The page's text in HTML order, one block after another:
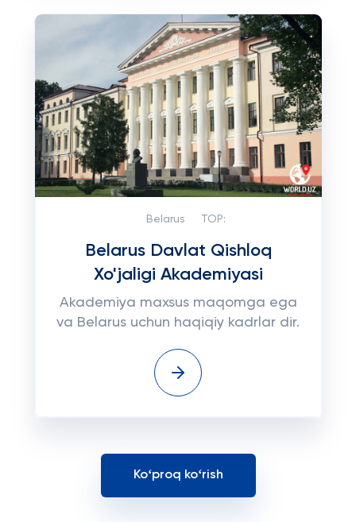
Belarus TOP:
Belarus Davlat Qishloq
Xo'jaligi Akademiyasi
Akademiya maxsus maqomga ega
va Belarus uchun haqiqiy kadrlar dir.
Koʻproq koʻrish